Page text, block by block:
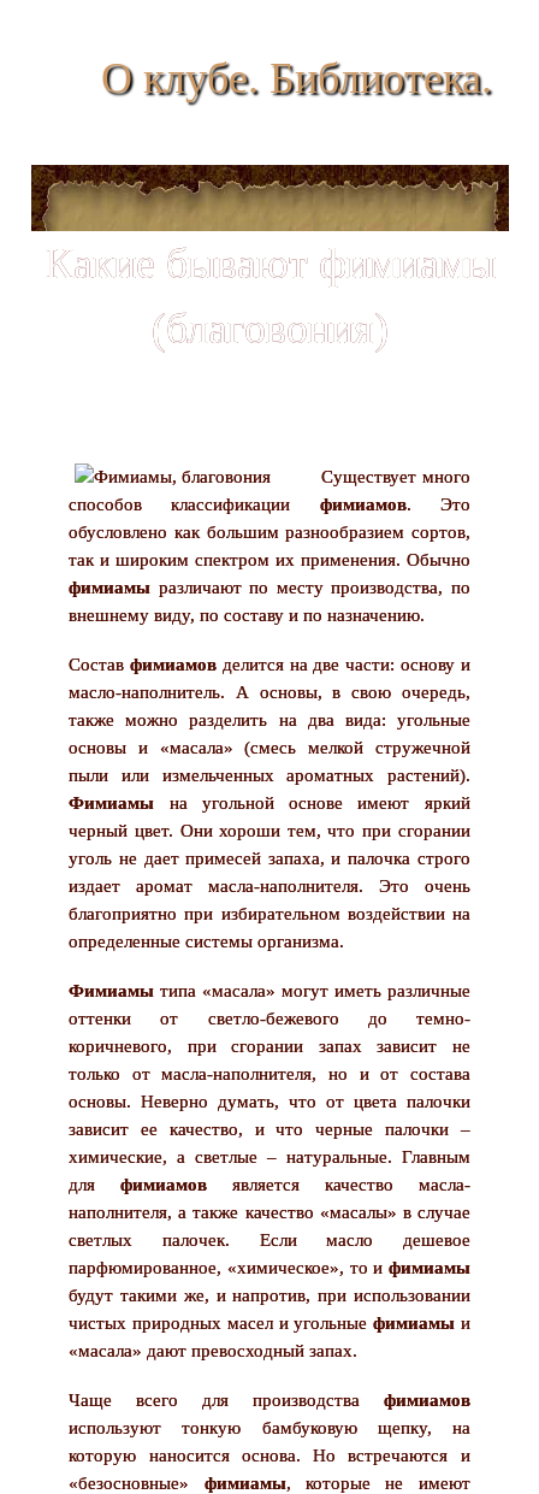
О клубе. Библиотека.
Какие бывают фимиамы
(благовония)
Существует много
способов классификации фимиамов. Это
обусловлено как большим разнообразием сортов,
так и широким спектром их применения. Обычно
фимиамы различают по месту производства, по
внешнему виду, по составу и по назначению.
Составфимиамов делится на две части: основу и
масло-наполнитель. А основы, в свою очередь,
также можно разделить на два вида: угольные
основы и «масала» (смесь мелкой стружечной
пыли или измельченных ароматных растений).
Фимиамы на угольной основе имеют яркий
черный цвет. Они хороши тем, что при сгорании
уголь не дает примесей запаха, и палочка строго
издает аромат масла-наполнителя. Это очень
благоприятно при избирательном воздействии на
определенные системы организма.
Фимиамы типа «масала» могут иметь различные
оттенки от светло-бежевого до темно-
коричневого, при сгорании запах зависит не
только от масла-наполнителя, но и от состава
основы. Неверно думать, что от цвета палочки
зависит ее качество, и что черные палочки –
химические, а светлые – натуральные. Главным
дляфимиамов является качество масла-
наполнителя, а также качество «масалы» в случае
светлых палочек. Если масло дешевое
парфюмированное, «химическое», то и фимиамы
будут такими же, и напротив, при использовании
чистых природных масел и угольные фимиамы и
«масала» дают превосходный запах.
Чаще всего для производства фимиамов
используют тонкую бамбуковую щепку, на
которую наносится основа. Но встречаются и
«безосновные» фимиамы, которые не имеют